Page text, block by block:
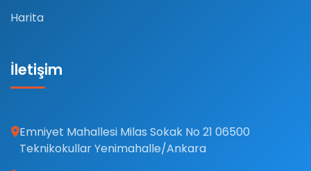
Harita
İletişim
Emniyet Mahallesi Milas Sokak No 21 06500
Teknikokullar Yenimahalle/Ankara